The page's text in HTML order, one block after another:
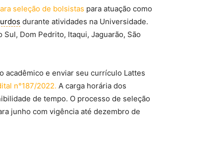
seleção de bolsistas para atuação como
durante atividades na Universidade.
Dom Pedrito, Itaqui, Jaguarão, São
acadêmico e enviar seu currículo Lattes
n°187/2022. A carga horária dos
de tempo. O processo de seleção
junho com vigência até dezembro de